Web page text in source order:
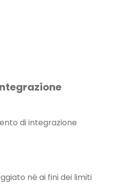
di integrazione
né ai fini dei limiti